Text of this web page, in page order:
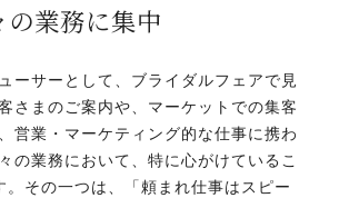
業務に集中
ーサーとして、ブライダルフェアで見
さまのご案内や、マーケットでの集客
営業・マーケティング的な仕事に携わ
の業務において、特に心がけているこ
。その一つは、「頼まれ仕事はスピー